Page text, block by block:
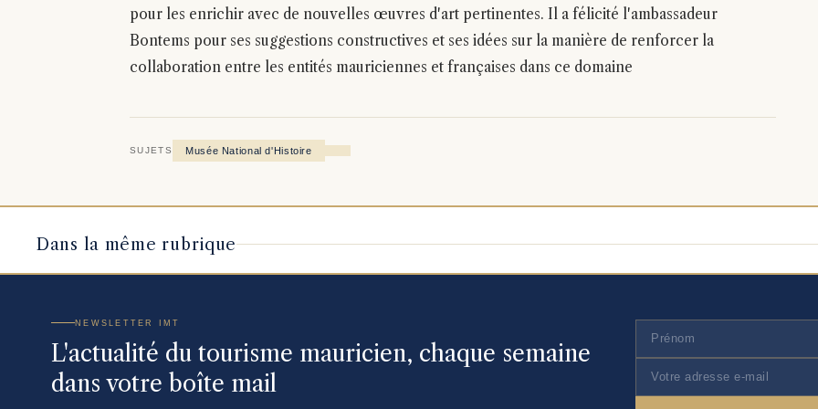
pour les enrichir avec de nouvelles œuvres d'art pertinentes. Il a félicité l'ambassadeur
Bontems pour ses suggestions constructives et ses idées sur la manière de renforcer la
collaboration entre les entités mauriciennes et françaises dans ce domaine
SUJETS Musée National d'Histoire
Dans la même rubrique
NEWSLETTER IMT
L'actualité du tourisme mauricien, chaque semaine
dans votre boîte mail